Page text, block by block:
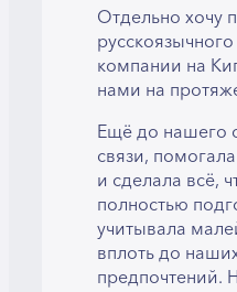
Отдельно хочу
компании на
нами на
Ещё до нашего
связи,
и сделала всё,
полностью
учитывала
вплоть до
предпочтений.